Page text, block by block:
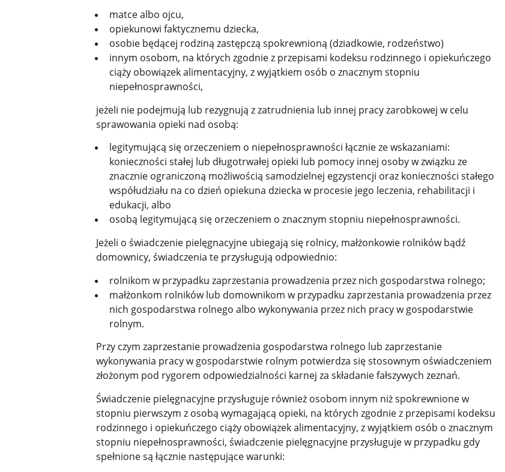
matce albo ojcu,
opiekunowi faktycznemu dziecka,
osobie będącej rodziną zastępczą spokrewnioną (dziadkowie, rodzeństwo)
innym osobom, na których zgodnie z przepisami kodeksu rodzinnego i opiekuńczego
ciąży obowiązek alimentacyjny, z wyjątkiem osób o znacznym stopniu
niepełnosprawności,
jeżeli nie podejmują lub rezygnują z zatrudnienia lub innej pracy zarobkowej w celu
sprawowania opieki nad osobą:
legitymującą się orzeczeniem o niepełnosprawności łącznie ze wskazaniami:
konieczności stałej lub długotrwałej opieki lub pomocy innej osoby w związku ze
znacznie ograniczoną możliwością samodzielnej egzystencji oraz konieczności stałego
współudziału na co dzień opiekuna dziecka w procesie jego leczenia, rehabilitacji i
edukacji, albo
osobą legitymującą się orzeczeniem o znacznym stopniu niepełnosprawności.
Jeżeli o świadczenie pielęgnacyjne ubiegają się rolnicy, małżonkowie rolników bądź
domownicy, świadczenia te przysługują odpowiednio:
rolnikom w przypadku zaprzestania prowadzenia przez nich gospodarstwa rolnego;
małżonkom rolników lub domownikom w przypadku zaprzestania prowadzenia przez
nich gospodarstwa rolnego albo wykonywania przez nich pracy w gospodarstwie
rolnym.
Przy czym zaprzestanie prowadzenia gospodarstwa rolnego lub zaprzestanie
wykonywania pracy w gospodarstwie rolnym potwierdza się stosownym oświadczeniem
złożonym pod rygorem odpowiedzialności karnej za składanie fałszywych zeznań.
Świadczenie pielęgnacyjne przysługuje również osobom innym niż spokrewnione w
stopniu pierwszym z osobą wymagającą opieki, na których zgodnie z przepisami kodeksu
rodzinnego i opiekuńczego ciąży obowiązek alimentacyjny, z wyjątkiem osób o znacznym
stopniu niepełnosprawności, świadczenie pielęgnacyjne przysługuje w przypadku gdy
spełnione są łącznie następujące warunki: